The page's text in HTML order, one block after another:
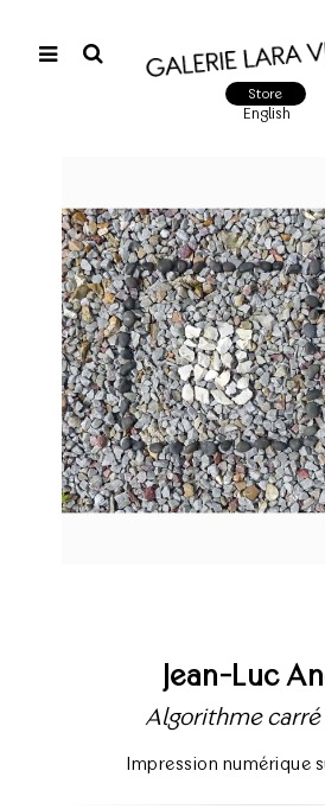
Store
English
Jean-Luc
Algorithme carré
Impression numérique